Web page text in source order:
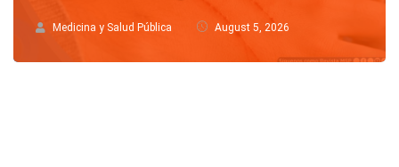
Medicina y Salud Pública August 5, 2026